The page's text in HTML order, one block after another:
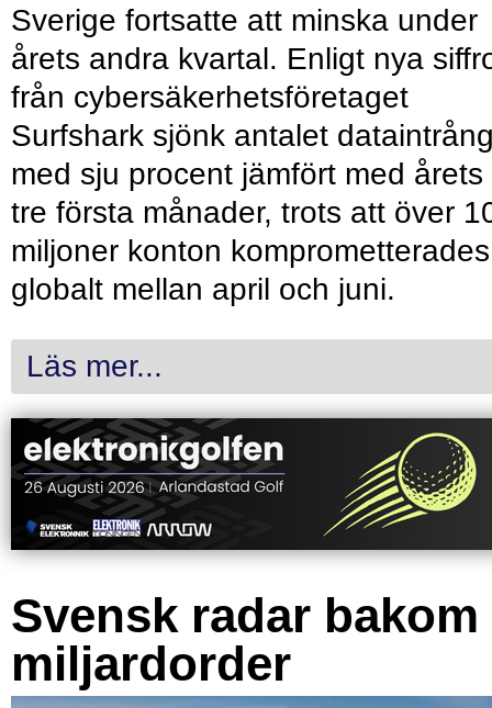
Sverige fortsatte att minska under
årets andra kvartal. Enligt nya
från cybersäkerhetsföretaget
Surfshark sjönk antalet
med sju procent jämfört med årets
tre första månader, trots att över
miljoner konton komprometterades
globalt mellan april och juni.
Läs mer...
Svensk radar bakom
miljardorder